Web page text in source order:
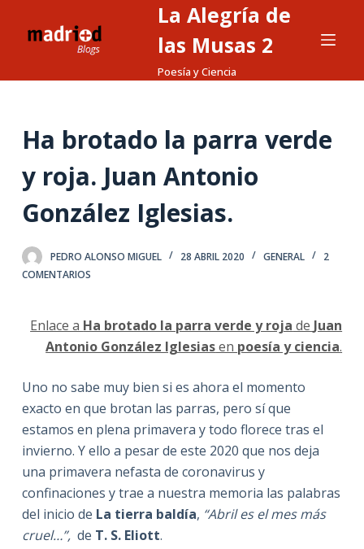
t
o
e
La Alegría de
las Musas 2
Poesía y Ciencia
Ha brotado la parra verde
y roja. Juan Antonio
González Iglesias.
PEDRO ALONSO MIGUEL 28 ABRIL 2020 GENERAL
2
COMENTARIOS
Enlace a Ha brotado la parra verde y roja de Juan
Antonio González Iglesiasen poesía y ciencia.
Uno no sabe muy bien si es ahora el momento
exacto en que brotan las parras, pero sí que
estamos en plena primavera y todo florece tras el
invierno. Y ello a pesar de este 2020 que nos deja
una primavera nefasta de coronavirus y
confinaciones y trae a nuestra memoria las palabras
del inicio de La tierra baldía, “Abril es el mes más
cruel…”, de T. S. Eliott.